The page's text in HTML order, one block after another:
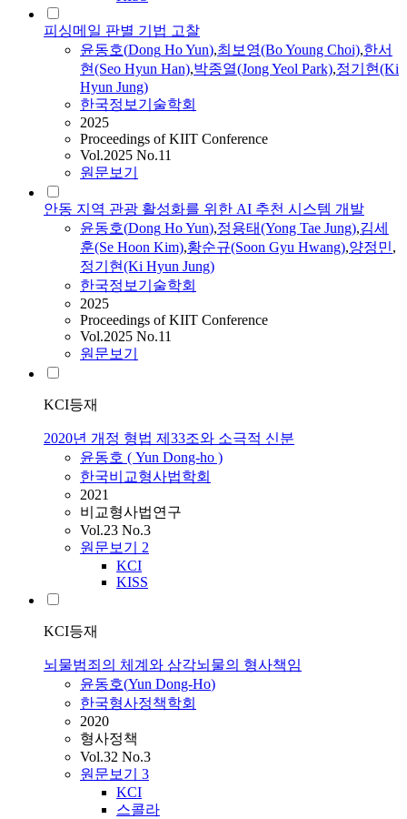
피싱메일 판별 기법 고찰
윤동호(Dong HoYun),최보영(Bo Young Choi),한서
현(Seo Hyun Han),박종열(Jong Yeol Park),정기현(Ki
Hyun Jung)
한국정보기술학회
2025
Proceedings of KIIT Conference
Vol.2025 No.11
원문보기
안동 지역 관광 활성화를 위한 AI 추천 시스템 개발
윤동호(Dong HoYun),정용태(Yong Tae Jung),김세
훈(Se Hoon Kim),황순규(Soon Gyu Hwang),양정민,
정기현(Ki Hyun Jung)
한국정보기술학회
2025
Proceedings of KIIT Conference
Vol.2025 No.11
원문보기
KCI등재
2020년 개정 형법 제33조와 소극적 신분
윤동호 ( Yun Dong-ho )
한국비교형사법학회
2021
비교형사법연구
Vol.23 No.3
원문보기 2
KCI
KISS
KCI등재
뇌물범죄의 체계와 삼각뇌물의 형사책임
윤동호(Yun Dong-Ho)
한국형사정책학회
2020
형사정책
Vol.32 No.3
원문보기 3
KCI
스콜라